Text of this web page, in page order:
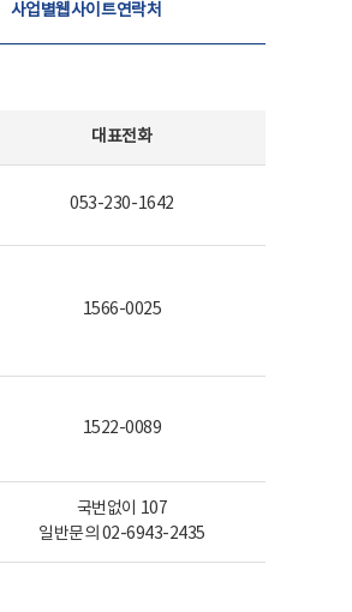
사업별웹사이트연락처
대표전화
053-230-1642
1566-0025
1522-0089
국번없이 107
일반문의 02-6943-2435